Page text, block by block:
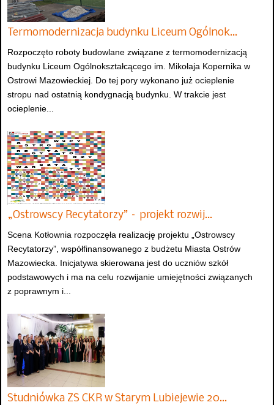
Termomodernizacja budynku Liceum Ogólnok…
Rozpoczęto roboty budowlane związane z termomodernizacją
budynku Liceum Ogólnokształcącego im. Mikołaja Kopernika w
Ostrowi Mazowieckiej. Do tej pory wykonano już ocieplenie
stropu nad ostatnią kondygnacją budynku. W trakcie jest
ocieplenie...
„Ostrowscy Recytatorzy” – projekt rozwij…
Scena Kotłownia rozpoczęła realizację projektu „Ostrowscy
Recytatorzy”, współfinansowanego z budżetu Miasta Ostrów
Mazowiecka. Inicjatywa skierowana jest do uczniów szkół
podstawowych i ma na celu rozwijanie umiejętności związanych
z poprawnym i...
Studniówka ZS CKR w Starym Lubiejewie 20…